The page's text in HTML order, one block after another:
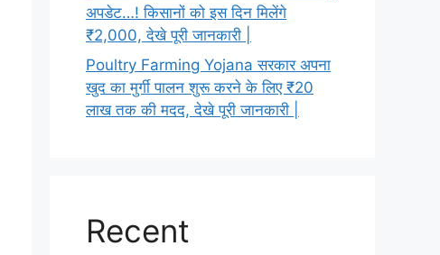
अपडेट…! किसानों को इस दिन मिलेंगे
₹2,000, देखे पूरी जानकारी |
Poultry Farming Yojana सरकार अपना
खुद का मुर्गी पालन शुरू करने के लिए ₹20
लाख तक की मदद, देखे पूरी जानकारी |
Recent